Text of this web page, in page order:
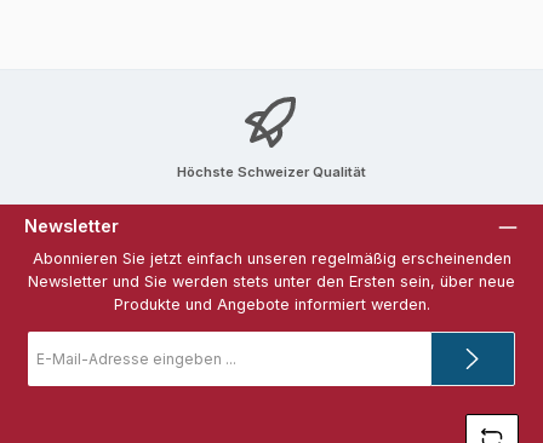
Höchste Schweizer Qualität
Newsletter
Abonnieren Sie jetzt einfach unseren regelmäßig erscheinenden
Newsletter und Sie werden stets unter den Ersten sein, über neue
Produkte und Angebote informiert werden.
Mail-
Adresse